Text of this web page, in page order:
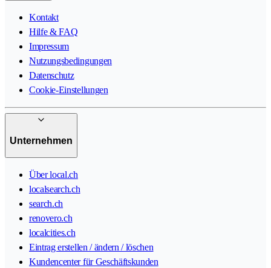
Kontakt
Hilfe & FAQ
Impressum
Nutzungsbedingungen
Datenschutz
Cookie-Einstellungen
Unternehmen
Über local.ch
localsearch.ch
search.ch
renovero.ch
localcities.ch
Eintrag erstellen / ändern / löschen
Kundencenter für Geschäftskunden